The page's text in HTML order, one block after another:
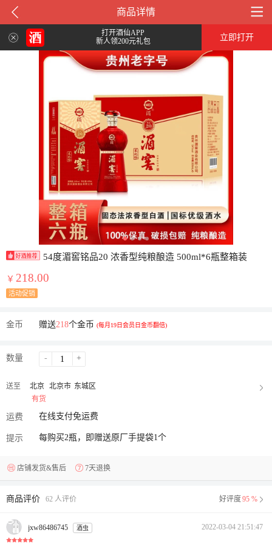
商品详情
打开酒仙APP
新人领200元礼包
立即打开
54度湄窖铭品20 浓香型纯粮酿造 500ml*6瓶整箱装
￥ 218.00
活动促销
金币 赠送218个金币 (每月19日会员日金币翻倍)
数量 - +
送至 北京 北京市 东城区
有货
运费 在线支付免运费
提示 每购买2瓶，即赠送原厂手提袋1个
店铺发货&售后 7天退换
好评度95 %
商品评价 62 人评价
2022-03-04 21:51:47
jxw86486745 酒虫